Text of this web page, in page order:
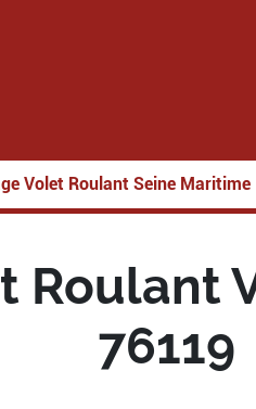
Volet Roulant Seine Maritime
Roulant
76119